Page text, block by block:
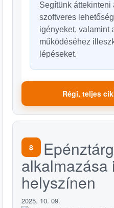
Segítünk áttekinteni
szoftveres
igényeket, valamint
működéséhez
lépéseket.
Régi, teljes
8
alkalmazása
helyszínen
2025. 10. 09.